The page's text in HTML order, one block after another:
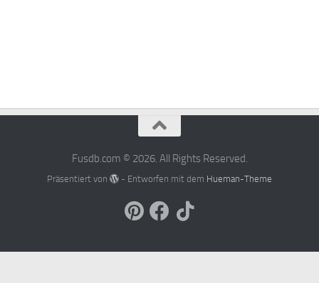
Fusdb.com © 2026. All Rights Reserved.
Präsentiert von - Entworfen mit dem Hueman-Theme